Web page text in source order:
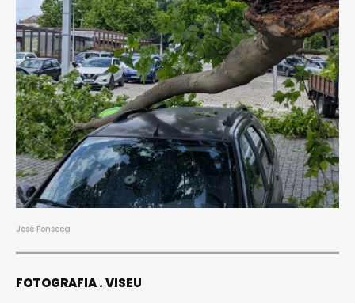
José Fonseca
FOTOGRAFIA VISEU